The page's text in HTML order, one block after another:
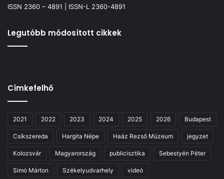
ISSN 2360 – 4891 | ISSN-L 2360-4891
Legutóbb módosított cikkek
Címkefelhő
2021 2022 2023 2024 2025 2026 Budapest
Csíkszereda Hargita Népe Haáz Rezső Múzeum jegyzet
Kolozsvár Magyarország publicisztika Sebestyén Péter
Simó Márton Székelyudvarhely videó